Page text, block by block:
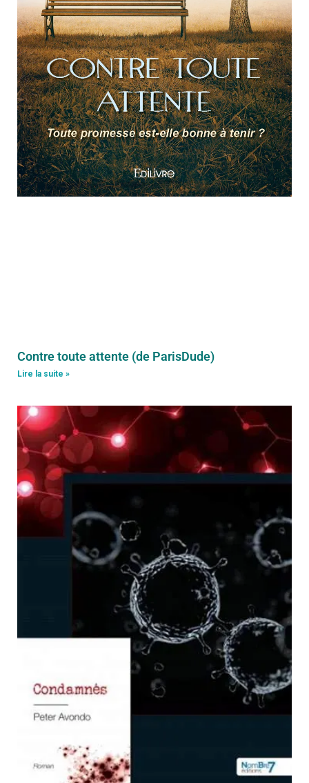
Contre toute attente (de ParisDude)
Lire la suite »